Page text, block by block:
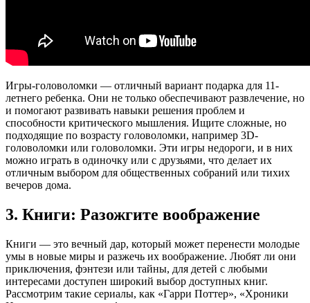
Игры-головоломки — отличный вариант подарка для 11-
летнего ребенка. Они не только обеспечивают развлечение, но
и помогают развивать навыки решения проблем и
способности критического мышления. Ищите сложные, но
подходящие по возрасту головоломки, например 3D-
головоломки или головоломки. Эти игры недороги, и в них
можно играть в одиночку или с друзьями, что делает их
отличным выбором для общественных собраний или тихих
вечеров дома.
3. Книги: Разожгите воображение
Книги — это вечный дар, который может перенести молодые
умы в новые миры и разжечь их воображение. Любят ли они
приключения, фэнтези или тайны, для детей с любыми
интересами доступен широкий выбор доступных книг.
Рассмотрим такие сериалы, как «Гарри Поттер», «Хроники